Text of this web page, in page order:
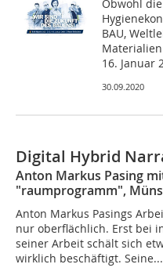
Obwohl
BAU,
16. Januar
30.09.2020
Digital Hybrid
Anton Markus Pasing
"raumprogramm",
Anton Markus Pasings
nur oberflächlich. Erst bei
seiner Arbeit schält sich
wirklich beschäftigt. Seine...